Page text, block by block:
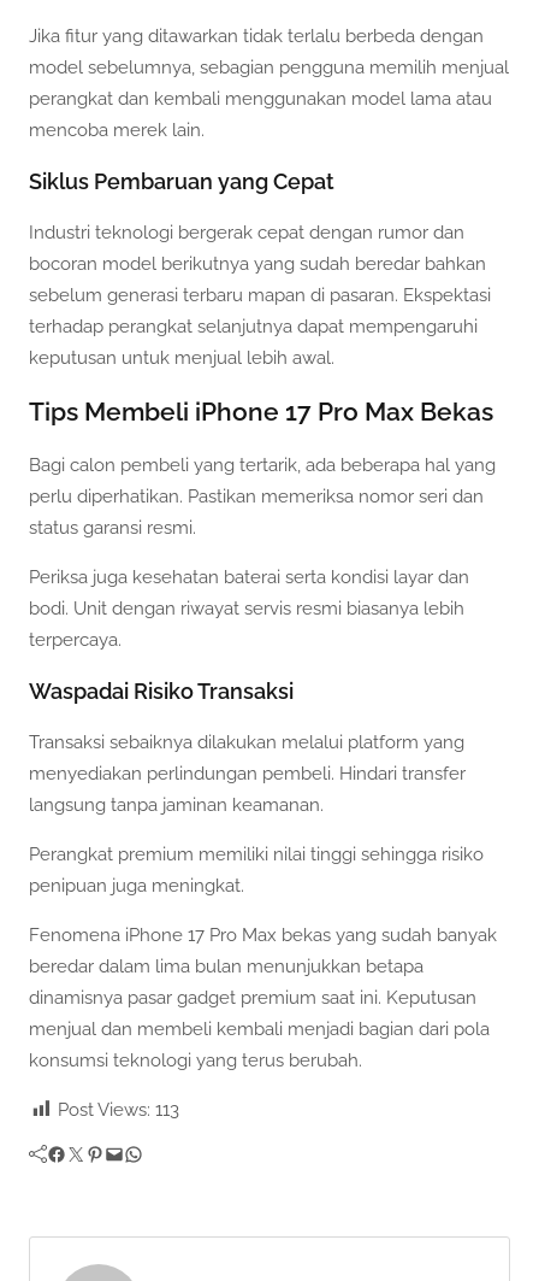
Jika fitur yang ditawarkan tidak terlalu berbeda dengan
model sebelumnya, sebagian pengguna memilih menjual
perangkat dan kembali menggunakan model lama atau
mencoba merek lain.
Siklus Pembaruan yang Cepat
Industri teknologi bergerak cepat dengan rumor dan
bocoran model berikutnya yang sudah beredar bahkan
sebelum generasi terbaru mapan di pasaran. Ekspektasi
terhadap perangkat selanjutnya dapat mempengaruhi
keputusan untuk menjual lebih awal.
Tips Membeli iPhone 17 Pro Max Bekas
Bagi calon pembeli yang tertarik, ada beberapa hal yang
perlu diperhatikan. Pastikan memeriksa nomor seri dan
status garansi resmi.
Periksa juga kesehatan baterai serta kondisi layar dan
bodi. Unit dengan riwayat servis resmi biasanya lebih
terpercaya.
Waspadai Risiko Transaksi
Transaksi sebaiknya dilakukan melalui platform yang
menyediakan perlindungan pembeli. Hindari transfer
langsung tanpa jaminan keamanan.
Perangkat premium memiliki nilai tinggi sehingga risiko
penipuan juga meningkat.
Fenomena iPhone 17 Pro Max bekas yang sudah banyak
beredar dalam lima bulan menunjukkan betapa
dinamisnya pasar gadget premium saat ini. Keputusan
menjual dan membeli kembali menjadi bagian dari pola
konsumsi teknologi yang terus berubah.
Post Views: 113
Facebook Twitter Pinterest Mail WhatsApp